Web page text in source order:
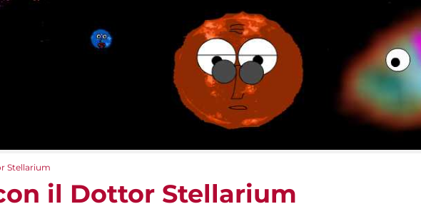
Stellarium
il Dottor Stellarium